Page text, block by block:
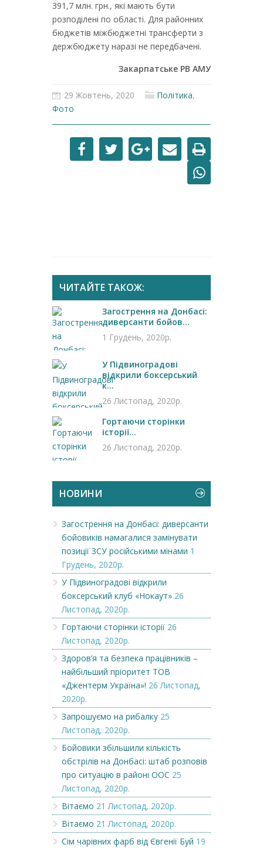
391,7 млн. грн., які мають бути
розподілені по області. Для районних
бюджетів міжбюджетні трансферти з
держбюджету наразі не передбачені.
Закарпатське РВ АМУ
29 Жовтень, 2020 Політика,
Фото
ЧИТАЙТЕ ТАКОЖ:
Загострення на Донбасі:
диверсанти бойов...
1 Грудень, 2020р.
У Підвиноградові
відкрили боксерський
к...
26 Листопад, 2020р.
Гортаючи сторінки
історії...
26 Листопад, 2020р.
НОВИНИ
Загострення на Донбасі: диверсанти
бойовиків намагалися замінувати
позиції ЗСУ російськими мінами 1
Грудень, 2020р.
У Підвиноградові відкрили
боксерський клуб «Нокаут» 26
Листопад, 2020р.
Гортаючи сторінки історії 26
Листопад, 2020р.
Здоров’я та безпека працівників –
найбільший пріоритет ТОВ
«Джентерм Україна»! 26 Листопад,
2020р.
Запрошуємо на рибалку 25
Листопад, 2020р.
Бойовики збільшили кількість
обстрілів на Донбасі: штаб розповів
про ситуацію в районі ООС 25
Листопад, 2020р.
Вітаємо 21 Листопад, 2020р.
Вітаємо 21 Листопад, 2020р.
Сім чарівних фарб від Євгенії Буй 19